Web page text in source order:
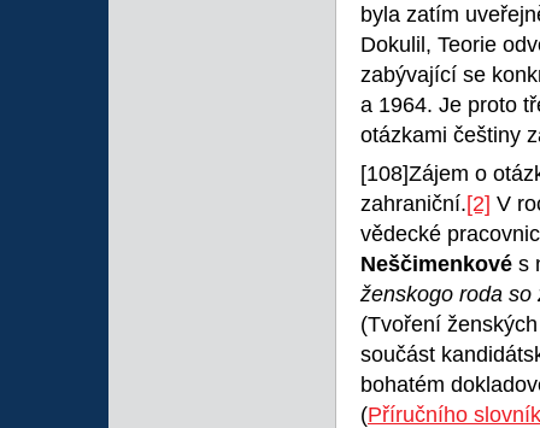
byla zatím
Dokulil, Teorie
zabývající se
a 1964. Je proto
otázkami češtiny
[108]Zájem o
zahraniční.[2] V
vědecké
Neščimenkové s
ženskogo roda so
(Tvoření
součást
bohatém
(Příručního